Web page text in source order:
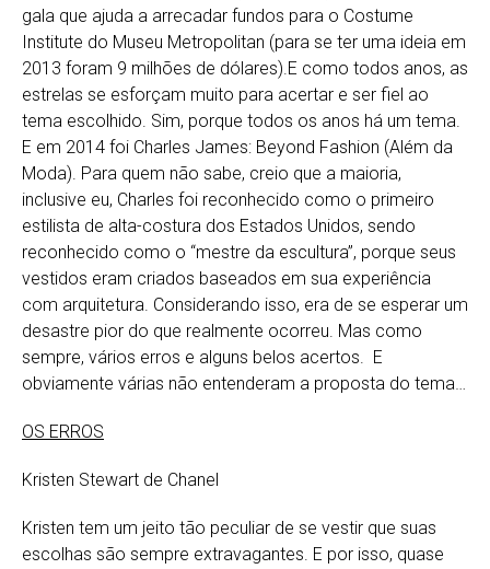
gala que ajuda a arrecadar fundos para o Costume
Institute do Museu Metropolitan (para se ter uma ideia em
2013 foram 9 milhões de dólares).E como todos anos, as
estrelas se esforçam muito para acertar e ser fiel ao
tema escolhido. Sim, porque todos os anos há um tema.
E em 2014 foi Charles James: Beyond Fashion (Além da
Moda). Para quem não sabe, creio que a maioria,
inclusive eu, Charles foi reconhecido como o primeiro
estilista de alta-costura dos Estados Unidos, sendo
reconhecido como o “mestre da escultura”, porque seus
vestidos eram criados baseados em sua experiência
com arquitetura. Considerando isso, era de se esperar um
desastre pior do que realmente ocorreu. Mas como
sempre, vários erros e alguns belos acertos. E
obviamente várias não entenderam a proposta do tema…
OS ERROS
Kristen Stewart de Chanel
Kristen tem um jeito tão peculiar de se vestir que suas
escolhas são sempre extravagantes. E por isso, quase